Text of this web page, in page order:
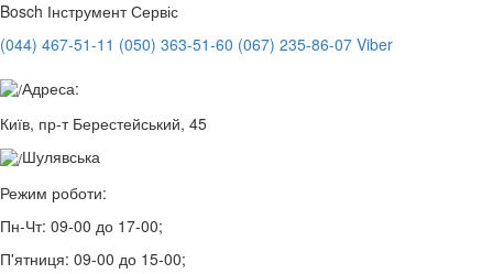
Bosch Інструмент Сервіс
(044) 467-51-11 (050) 363-51-60 (067) 235-86-07 Viber
Адреса:
Київ, пр-т Берестейський, 45
Шулявська
Режим роботи:
Пн-Чт: 09-00 до 17-00;
П'ятниця: 09-00 до 15-00;